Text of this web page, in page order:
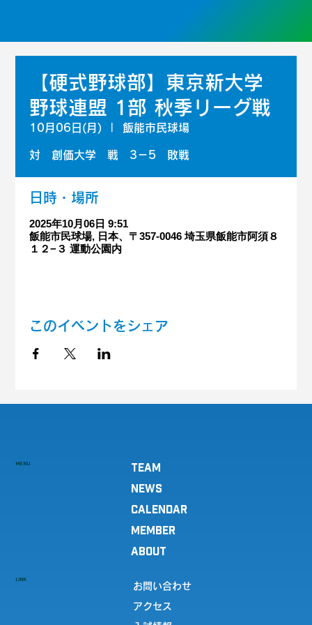
【硬式野球部】東京新大学
野球連盟 1部 秋季リーグ戦
10月06日(月) 飯能市民球場
対 創価大学 戦 3－5 敗戦
日時・場所
2025年10月06日 9:51
飯能市民球場, 日本、〒357-0046 埼玉県飯能市阿須８
１２−３ 運動公園内
このイベントをシェア
MENU
TEAM
NEWS
CALENDAR
MEMBER
ABOUT
LINK
お問い合わせ
アクセス